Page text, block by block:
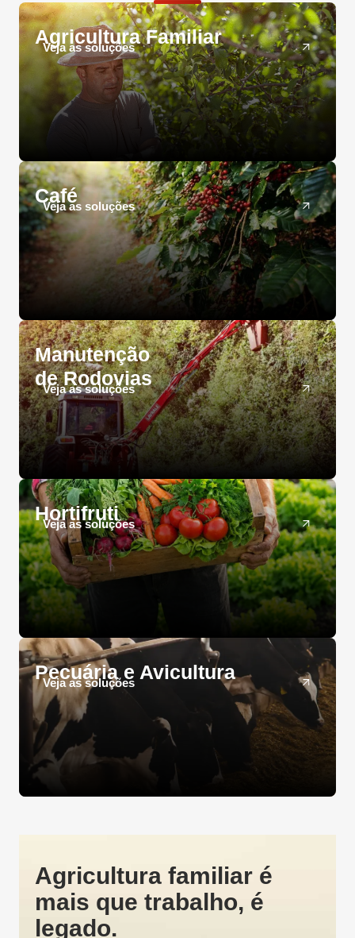
Agricultura Familiar
Veja as soluções
Café
Veja as soluções
Manutenção
de Rodovias
Veja as soluções
Hortifruti
Veja as soluções
Pecuária e Avicultura
Veja as soluções
Agricultura familiar é
mais que trabalho, é
legado.